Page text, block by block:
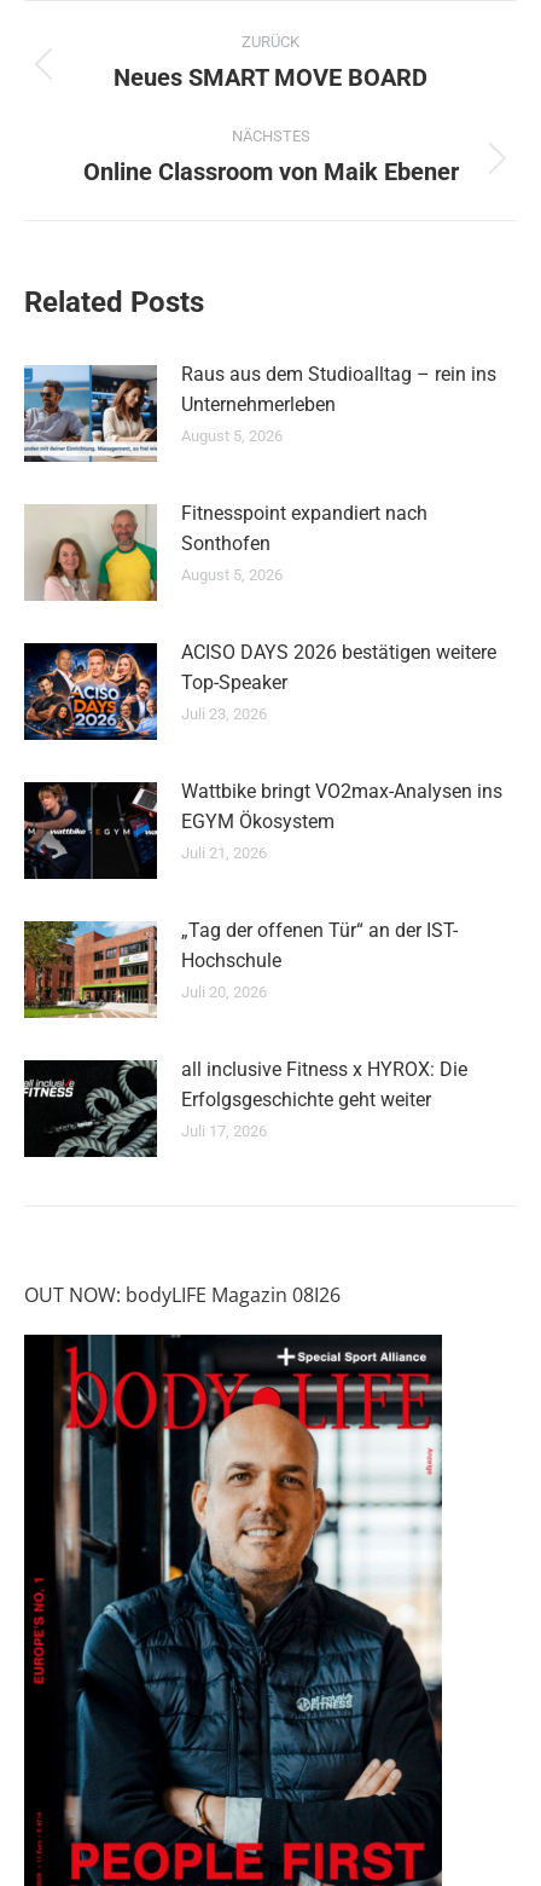
Kommentarnavigation
ZURÜCK
Vorheriger
Neues SMART MOVE BOARD
NÄCHSTES
Nächster
Online Classroom von Maik Ebener
Related Posts
Raus aus dem Studioalltag – rein ins
Unternehmerleben
August 5, 2026
Fitnesspoint expandiert nach
Sonthofen
August 5, 2026
ACISO DAYS 2026 bestätigen weitere
Top-Speaker
Juli 23, 2026
Wattbike bringt VO2max-Analysen ins
EGYM Ökosystem
Juli 21, 2026
„Tag der offenen Tür“ an der IST-
Hochschule
Juli 20, 2026
all inclusive Fitness x HYROX: Die
Erfolgsgeschichte geht weiter
Juli 17, 2026
OUT NOW: bodyLIFE Magazin 08I26